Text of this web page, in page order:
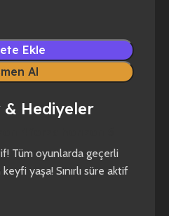
Ekle
Al
Hediyeler
Tüm oyunlarda geçerli
yaşa! Sınırlı süre aktif